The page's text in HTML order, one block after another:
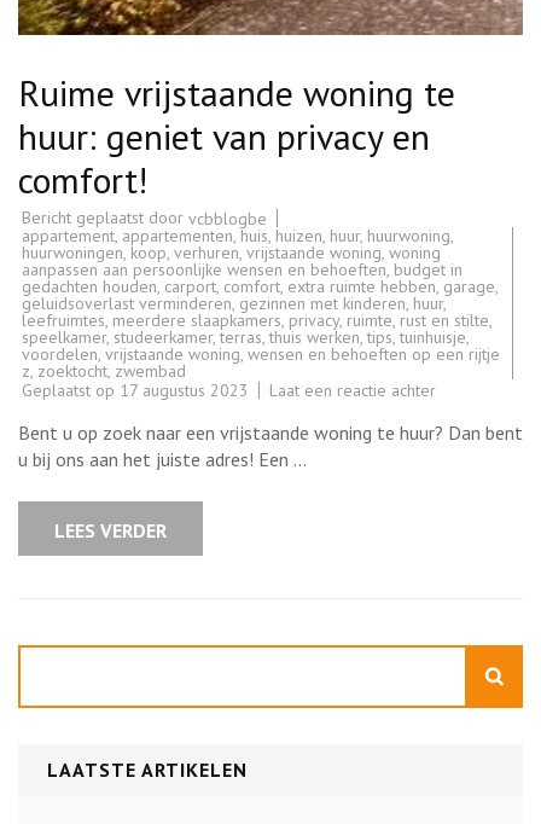
Ruime vrijstaande woning te
huur: geniet van privacy en
comfort!
Bericht geplaatst door vcbblogbe
appartement, appartementen,huis, huizen, huur, huurwoning,
huurwoningen, koop, verhuren, vrijstaande woning, woning
aanpassen aan persoonlijke wensen en behoeften, budget in
gedachten houden, carport, comfort, extra ruimte hebben, garage,
geluidsoverlast verminderen, gezinnen met kinderen, huur,
leefruimtes, meerdere slaapkamers, privacy, ruimte, rust en stilte,
speelkamer, studeerkamer,terras,thuis werken,tips,tuinhuisje,
voordelen, vrijstaande woning, wensen en behoeften op een rijtje
z, zoektocht, zwembad
Geplaatst op 17 augustus 2023 Laat een reactie achterop
vrijstaande
woning
Bent u op zoek naar een vrijstaande woning te huur? Dan bent
u bij ons aan het juiste adres! Een …
LEES VERDER
LAATSTE ARTIKELEN